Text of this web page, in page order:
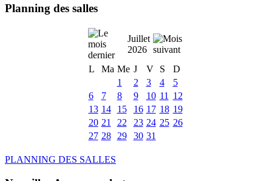
Planning des salles
Juillet
2026
L
Ma Me J V S
D
1
2 3 4
5
6
7 8 9 10 11
12
13 14 15 16 17 18 19
20 21 22 23 24 25 26
27 28 29 30 31
PLANNING DES SALLES